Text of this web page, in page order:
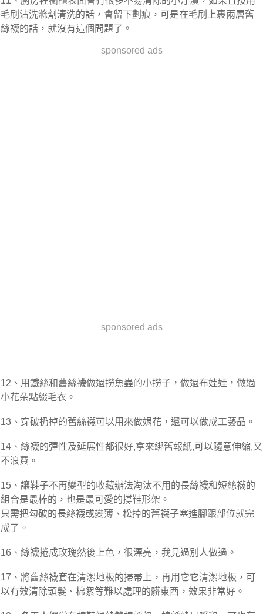
毛刷沾洗滌劑清洗的話，會留下劃痕，可是在毛刷上裹兩層舊
絲襪的話，就沒有這個問題了。
sponsored ads
sponsored ads
12、用鐵絲和舊絲襪做過撈魚蟲的小撈子，做過布娃娃，做過
小花朵點綴毛衣。
13、穿破扔掉的舊絲襪可以用來做娟花，還可以做成工藝品。
14、絲襪的彈性及延展性都很好,拿來綁舊報紙,可以隨意伸縮,又
不浪費。
15、讓鞋子不再變型的收藏辦法淘汰不用的長絲襪和短絲襪的
組合是最棒的，也是最可愛的撐鞋形架。
只需把勾破的長絲襪或變薄、松掉的舊襪子塞進腳跟部位就完
成了。
16、絲襪捲成玫瑰然後上色，很漂亮，我見過別人做過。
17、將舊絲襪套在清潔地板的掃帚上，再用它它清潔地板，可
以有效清除頭髮、棉絮等難以處理的髒東西，效果非常好。